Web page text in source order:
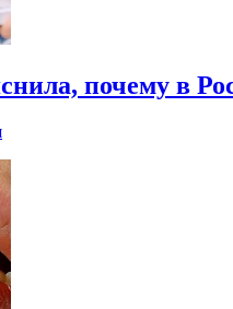
почему в